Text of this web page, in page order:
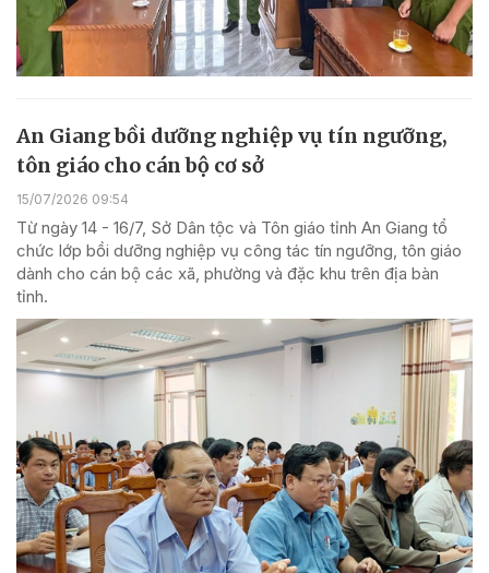
An Giang bồi dưỡng nghiệp vụ tín ngưỡng,
tôn giáo cho cán bộ cơ sở
15/07/2026 09:54
Từ ngày 14 - 16/7, Sở Dân tộc và Tôn giáo tỉnh An Giang tổ
chức lớp bồi dưỡng nghiệp vụ công tác tín ngưỡng, tôn giáo
dành cho cán bộ các xã, phường và đặc khu trên địa bàn
tỉnh.